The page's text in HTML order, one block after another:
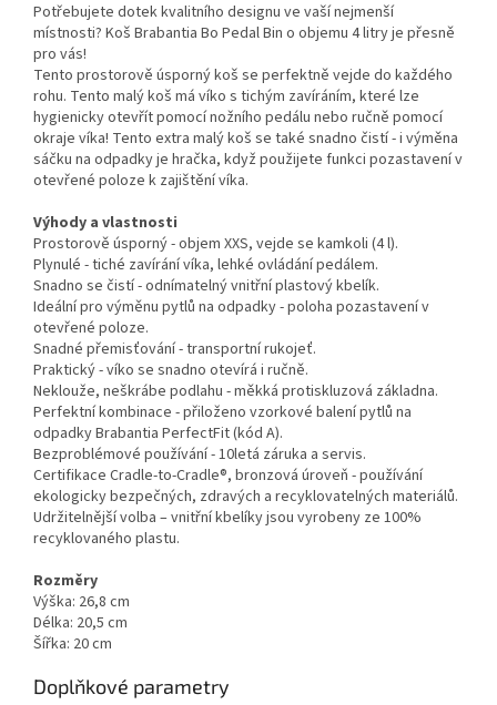
Potřebujete dotek kvalitního designu ve vaší nejmenší
místnosti? Koš Brabantia Bo Pedal Bin o objemu 4 litry je přesně
pro vás!
Tento prostorově úsporný koš se perfektně vejde do každého
rohu. Tento malý koš má víko s tichým zavíráním, které lze
hygienicky otevřít pomocí nožního pedálu nebo ručně pomocí
okraje víka! Tento extra malý koš se také snadno čistí - i výměna
sáčku na odpadky je hračka, když použijete funkci pozastavení v
otevřené poloze k zajištění víka.
Výhody a vlastnosti
Prostorově úsporný - objem XXS, vejde se kamkoli (4 l).
Plynulé - tiché zavírání víka, lehké ovládání pedálem.
Snadno se čistí - odnímatelný vnitřní plastový kbelík.
Ideální pro výměnu pytlů na odpadky - poloha pozastavení v
otevřené poloze.
Snadné přemisťování - transportní rukojeť.
Praktický - víko se snadno otevírá i ručně.
Neklouže, neškrábe podlahu - měkká protiskluzová základna.
Perfektní kombinace - přiloženo vzorkové balení pytlů na
odpadky Brabantia PerfectFit (kód A).
Bezproblémové používání - 10letá záruka a servis.
Certifikace Cradle-to-Cradle®, bronzová úroveň - používání
ekologicky bezpečných, zdravých a recyklovatelných materiálů.
Udržitelnější volba – vnitřní kbelíky jsou vyrobeny ze 100%
recyklovaného plastu.
Rozměry
Výška: 26,8 cm
Délka: 20,5 cm
Šířka: 20 cm
Doplňkové parametry